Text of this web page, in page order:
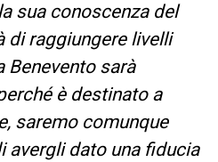
sua conoscenza del
di raggiungere livelli
Benevento sarà
è destinato a
saremo comunque
avergli dato una fiducia